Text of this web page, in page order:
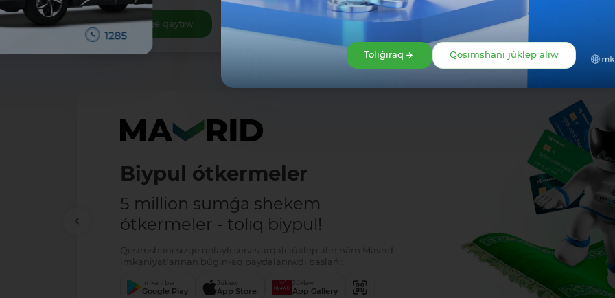
Dizimge qaytıw
Biypul ótkermeler
5 million sumǵa shekem
ótkermeler - tolıq biypul!
Qosımshanı sizge qolaylı servis arqalı júklep alıń hám Mavrid
imkaniyatlarınan búgin-aq paydalanıwdı baslań!:
Imkani bar
Google Play
Júklew
App Store
Júklew
App Gallery
Tolıǵıraq Qosimshanı júklep alıw